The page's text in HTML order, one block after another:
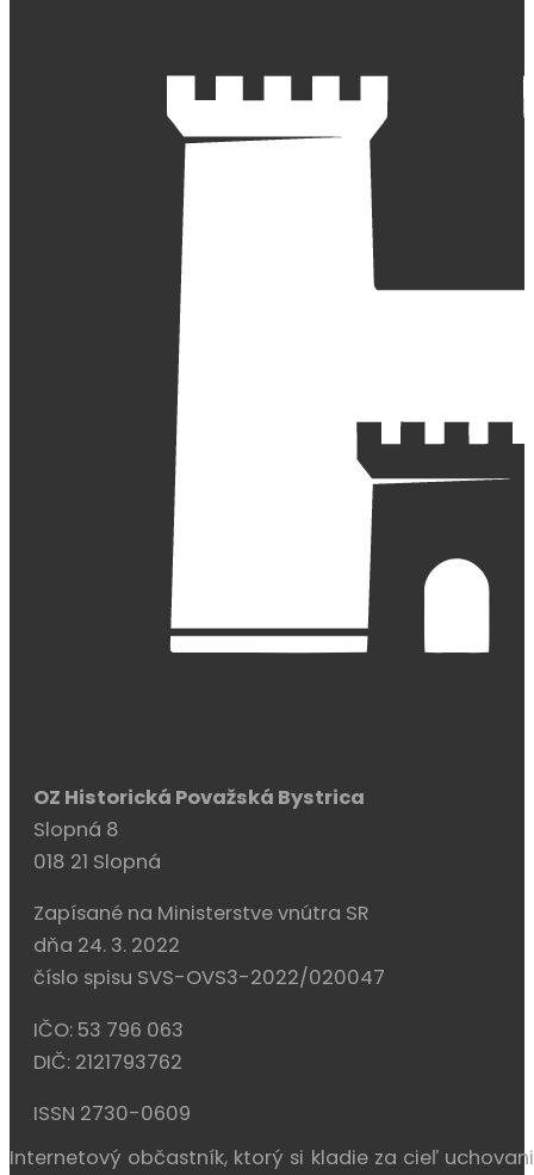
OZ Historická Považská Bystrica
Slopná 8
018 21 Slopná
Zapísané na Ministerstve vnútra SR
dňa 24. 3. 2022
číslo spisu SVS-OVS3-2022/020047
IČO: 53 796 063
DIČ: 2121793762
ISSN 2730-0609
Internetový občastník, ktorý si kladie za cieľ